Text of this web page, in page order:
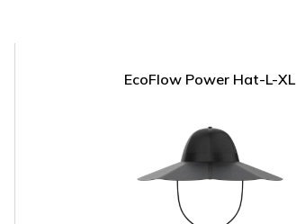
EcoFlow Power Hat-L-XL